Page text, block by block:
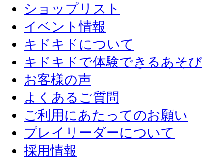
ショップリスト
イベント情報
キドキドについて
キドキドで体験できるあそび
お客様の声
よくあるご質問
ご利用にあたってのお願い
プレイリーダーについて
採用情報